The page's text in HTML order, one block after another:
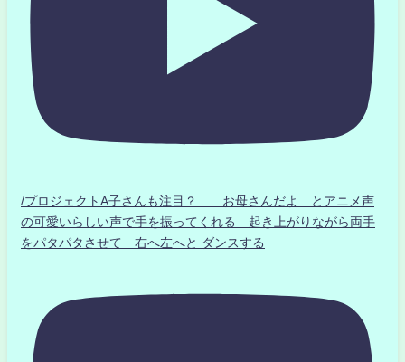
/プロジェクトA子さんも注目？ お母さんだよ とアニメ声
の可愛いらしい声で手を振ってくれる 起き上がりながら両手
をパタパタさせて 右へ左へと ダンスする